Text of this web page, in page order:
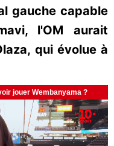
gauche capable
l'OM aurait
qui évolue à